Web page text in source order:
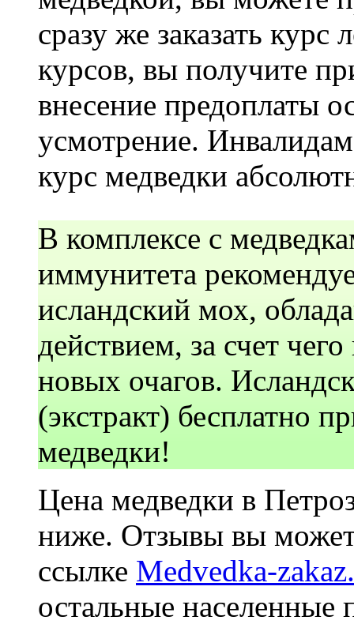
сразу же заказать
курсов, вы получите
внесение предоплаты
усмотрение.
курс медведки
В комплексе с
иммунитета
ислaндский мох,
действием, за счет
новых очагов.
(экстракт) бесплатно
медведки!
Цена медведки в
ниже. Отзывы вы
ссылке Medvedka-
остальные населенные